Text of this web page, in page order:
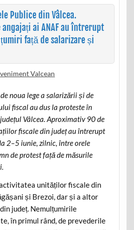
Publice din Vâlcea.
ai ANAF au întrerupt
față de salarizare și
Valcean
noua lege a salarizării și de
fiscal au dus la proteste în
Vâlcea. Aproximativ 90 de
fiscale din județ au întrerupt
2–5 iunie, zilnic, între orele
de protest față de măsurile
unităților fiscale din
și Brezoi, dar și a altor
județ. Nemulțumirile
în primul rând, de prevederile